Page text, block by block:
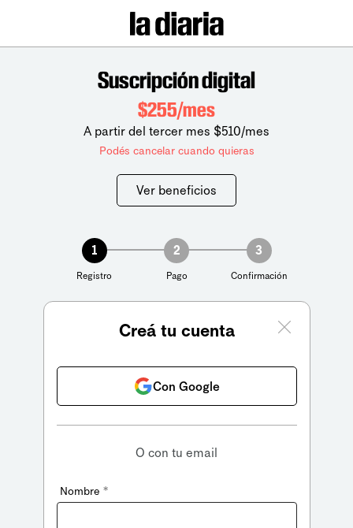
Suscripción digital
$255/mes
A partir del tercer mes $510/mes
Podés cancelar cuando quieras
Ver beneficios
1
Registro
2
Pago
3
Confirmación
Creá tu cuenta
Con Google
O con tu email
Nombre *